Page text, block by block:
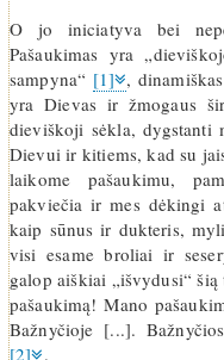
O jo iniciatyva bei
Pašaukimas yra
sampyna“ [1] ,
yra Dievas ir žmogaus
dieviškoji sėkla, dygstanti
Dievui ir kitiems, kad su
laikome pašaukimu,
pakviečia ir mes dėkingi
kaip sūnus ir dukteris,
visi esame broliai ir
galop aiškiai „išvydusi“ šią
pašaukimą! Mano
Bažnyčioje [...].
[2] .